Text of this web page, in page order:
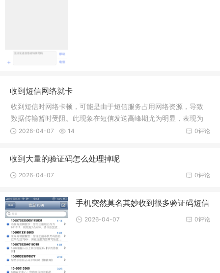
收到短信网络就卡
收到短信时网络卡顿，可能是由于短信服务占用网络资源，导致
数据传输暂时受阻。此现象在短信发送高峰期尤为明显，表现为
短暂的网络延迟或卡顿，通常几秒后恢复。具体原因可能与网络
0评论
2026-04-07 14
收到大量的验证码怎么处理掉呢
0评论
2026-04-07
手机突然莫名其妙收到很多验证码短信
0评论
2026-04-07